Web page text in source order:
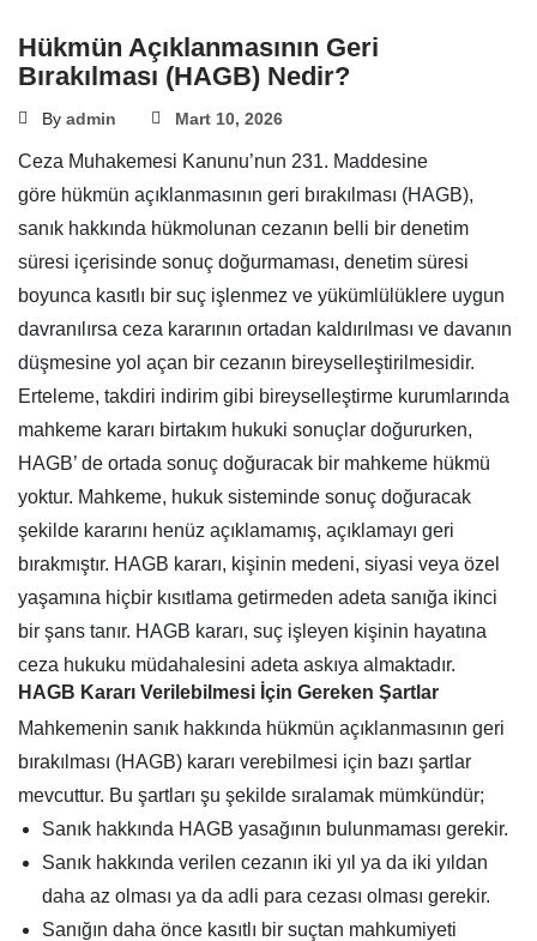
Hükmün Açıklanmasının Geri
Bırakılması (HAGB) Nedir?
By admin Mart 10, 2026
Ceza Muhakemesi Kanunu’nun 231. Maddesine
göre hükmün açıklanmasının geri bırakılması (HAGB),
sanık hakkında hükmolunan cezanın belli bir denetim
süresi içerisinde sonuç doğurmaması, denetim süresi
boyunca kasıtlı bir suç işlenmez ve yükümlülüklere uygun
davranılırsa ceza kararının ortadan kaldırılması ve davanın
düşmesine yol açan bir cezanın bireyselleştirilmesidir.
Erteleme, takdiri indirim gibi bireyselleştirme kurumlarında
mahkeme kararı birtakım hukuki sonuçlar doğururken,
HAGB’ de ortada sonuç doğuracak bir mahkeme hükmü
yoktur. Mahkeme, hukuk sisteminde sonuç doğuracak
şekilde kararını henüz açıklamamış, açıklamayı geri
bırakmıştır. HAGB kararı, kişinin medeni, siyasi veya özel
yaşamına hiçbir kısıtlama getirmeden adeta sanığa ikinci
bir şans tanır. HAGB kararı, suç işleyen kişinin hayatına
ceza hukuku müdahalesini adeta askıya almaktadır.
HAGB Kararı Verilebilmesi İçin Gereken Şartlar
Mahkemenin sanık hakkında hükmün açıklanmasının geri
bırakılması (HAGB) kararı verebilmesi için bazı şartlar
mevcuttur. Bu şartları şu şekilde sıralamak mümkündür;
Sanık hakkında HAGB yasağının bulunmaması gerekir.
Sanık hakkında verilen cezanın iki yıl ya da iki yıldan
daha az olması ya da adli para cezası olması gerekir.
Sanığın daha önce kasıtlı bir suçtan mahkumiyeti